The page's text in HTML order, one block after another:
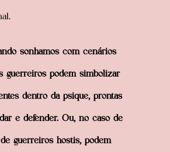
sonhamos com cenários
guerreiros podem simbolizar
dentro da psique, prontas
e defender. Ou, no caso de
guerreiros hostis, podem